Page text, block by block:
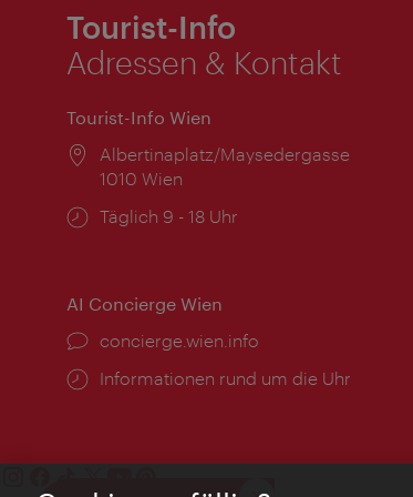
Tourist-Info
Adressen & Kontakt
Tourist-Info Wien
Ort:
Albertinaplatz/Maysedergasse
1010 Wien
Öffnungszeiten:
Täglich 9 - 18 Uhr
AI Concierge Wien
Ort:
concierge.wien.info
Öffnungszeiten:
Informationen rund um die Uhr